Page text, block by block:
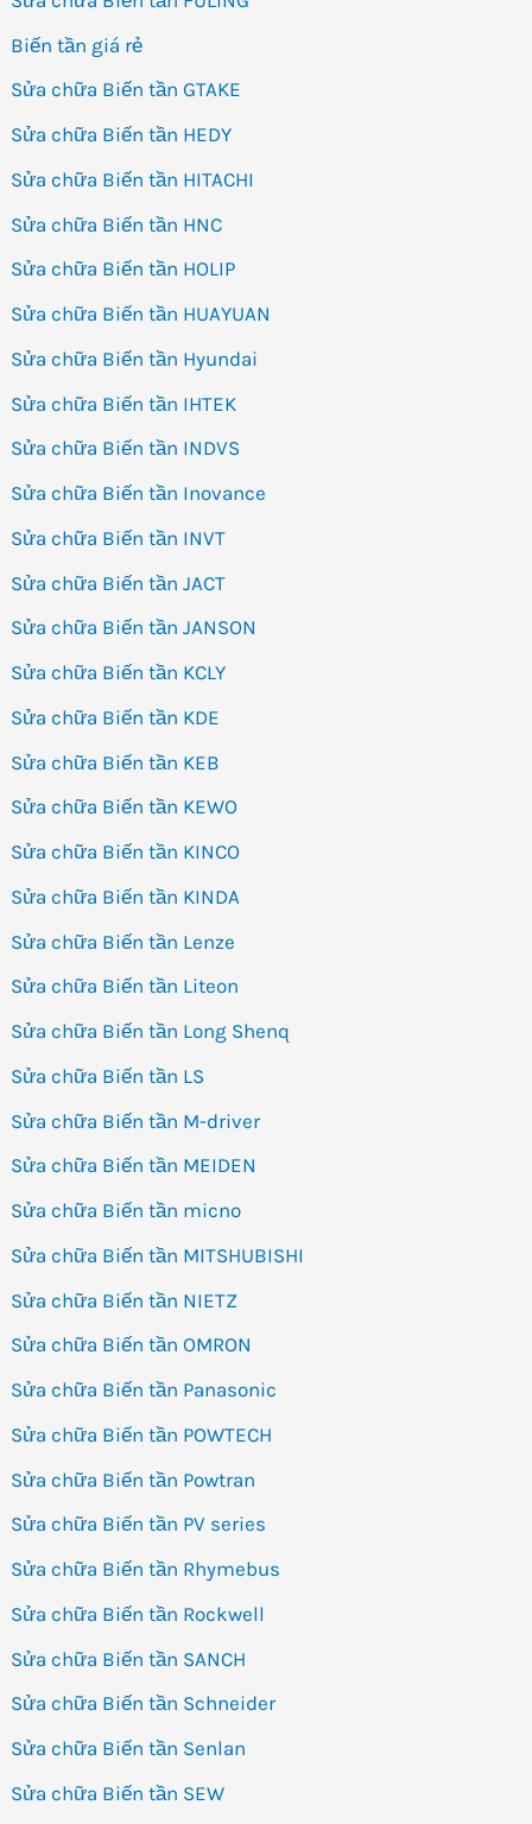
Biến tần giá rẻ
Sửa chữa Biến tần GTAKE
Sửa chữa Biến tần HEDY
Sửa chữa Biến tần HITACHI
Sửa chữa Biến tần HNC
Sửa chữa Biến tần HOLIP
Sửa chữa Biến tần HUAYUAN
Sửa chữa Biến tần Hyundai
Sửa chữa Biến tần IHTEK
Sửa chữa Biến tần INDVS
Sửa chữa Biến tần Inovance
Sửa chữa Biến tần INVT
Sửa chữa Biến tần JACT
Sửa chữa Biến tần JANSON
Sửa chữa Biến tần KCLY
Sửa chữa Biến tần KDE
Sửa chữa Biến tần KEB
Sửa chữa Biến tần KEWO
Sửa chữa Biến tần KINCO
Sửa chữa Biến tần KINDA
Sửa chữa Biến tần Lenze
Sửa chữa Biến tần Liteon
Sửa chữa Biến tần Long Shenq
Sửa chữa Biến tần LS
Sửa chữa Biến tần M-driver
Sửa chữa Biến tần MEIDEN
Sửa chữa Biến tần micno
Sửa chữa Biến tần MITSHUBISHI
Sửa chữa Biến tần NIETZ
Sửa chữa Biến tần OMRON
Sửa chữa Biến tần Panasonic
Sửa chữa Biến tần POWTECH
Sửa chữa Biến tần Powtran
Sửa chữa Biến tần PV series
Sửa chữa Biến tần Rhymebus
Sửa chữa Biến tần Rockwell
Sửa chữa Biến tần SANCH
Sửa chữa Biến tần Schneider
Sửa chữa Biến tần Senlan
Sửa chữa Biến tần SEW